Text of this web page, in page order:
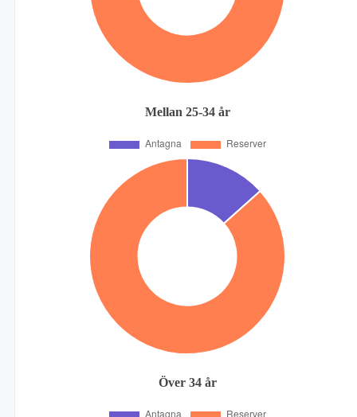
Mellan 25-34 år
Över 34 år